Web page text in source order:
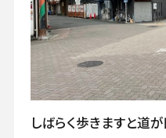
しばらく歩きますと道